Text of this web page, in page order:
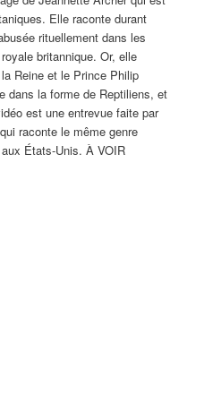
Elle raconte durant
rituellement dans les
britannique. Or, elle
Reine et le Prince Philip
dans la forme de Reptiliens, et
est une entrevue faite par
raconte le même genre
États-Unis. À VOIR